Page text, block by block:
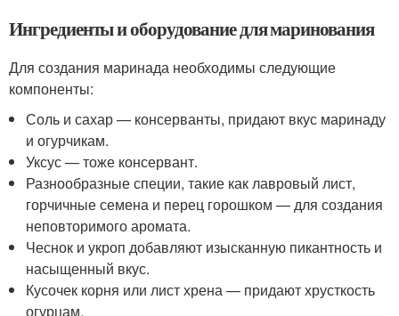
Ингредиенты и оборудование для маринования
Для создания маринада необходимы следующие
компоненты:
Соль и сахар — консерванты, придают вкус маринаду
и огурчикам.
Уксус — тоже консервант.
Разнообразные специи, такие как лавровый лист,
горчичные семена и перец горошком — для создания
неповторимого аромата.
Чеснок и укроп добавляют изысканную пикантность и
насыщенный вкус.
Кусочек корня или лист хрена — придают хрусткость
огурцам.